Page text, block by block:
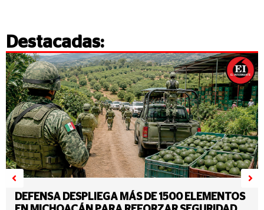
Destacadas:
DEFENSA DESPLIEGA MÁS DE 1500 ELEMENTOS